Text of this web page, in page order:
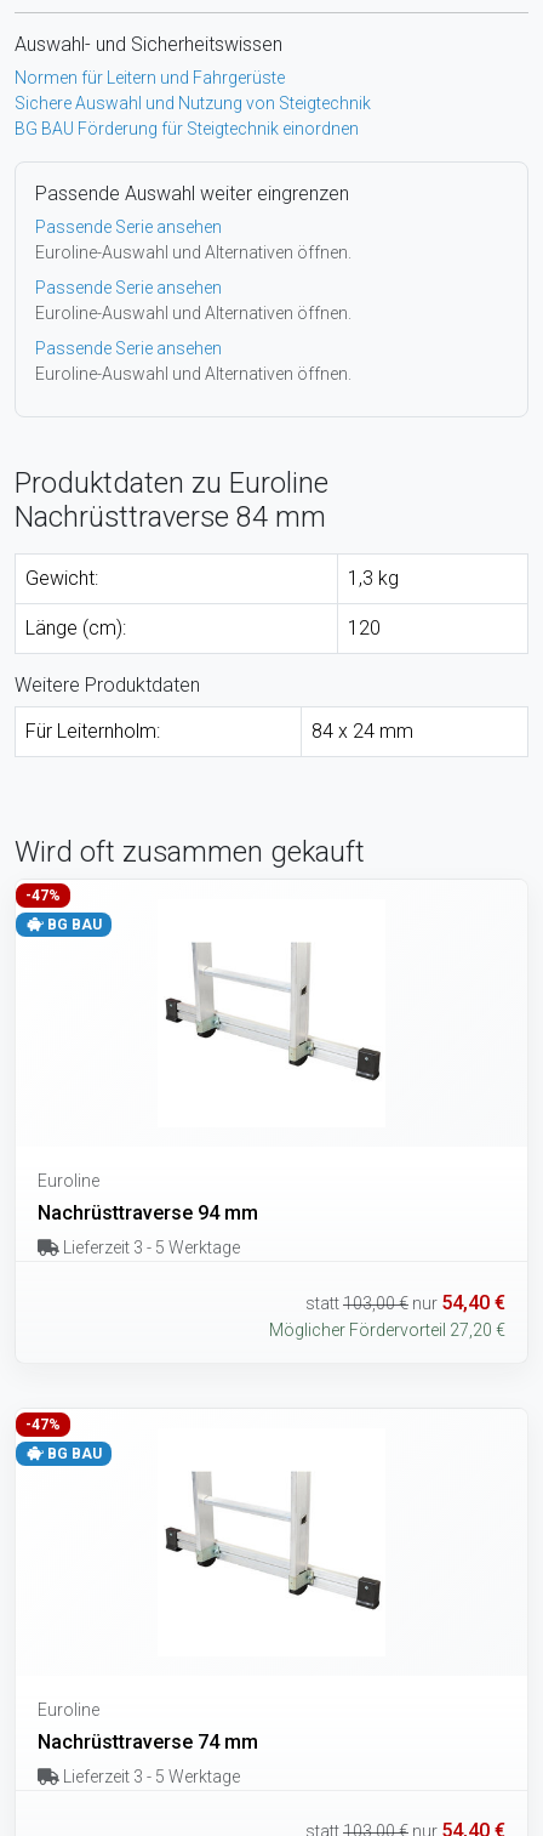
Auswahl- und Sicherheitswissen
Normen für Leitern und Fahrgerüste
Sichere Auswahl und Nutzung von Steigtechnik
BG BAU Förderung für Steigtechnik einordnen
Passende Auswahl weiter eingrenzen
Passende Serie ansehen
Euroline-Auswahl und Alternativen öffnen.
Passende Serie ansehen
Euroline-Auswahl und Alternativen öffnen.
Passende Serie ansehen
Euroline-Auswahl und Alternativen öffnen.
Produktdaten zu Euroline
Nachrüsttraverse 84 mm
Gewicht: 1,3 kg
Länge (cm): 120
Weitere Produktdaten
Für Leiternholm:
84 x 24 mm
Wird oft zusammen gekauft
-47%
BG BAU
Euroline
Nachrüsttraverse 94 mm
Lieferzeit 3 - 5 Werktage
statt103,00 € nur 54,40 €
Möglicher Fördervorteil 27,20 €
-47%
BG BAU
Euroline
Nachrüsttraverse 74 mm
Lieferzeit 3 - 5 Werktage
statt103,00 € nur 54,40 €